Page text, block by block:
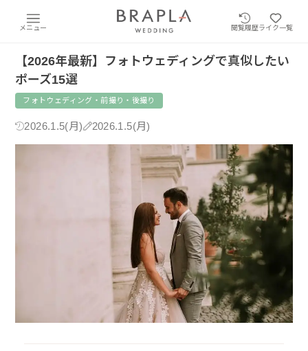
メニュー 閲覧履歴ライク一覧
【2026年最新】フォトウェディングで真似したい
ポーズ15選
フォトウェディング・前撮り・後撮り
2026.1.5(月) 2026.1.5(月)